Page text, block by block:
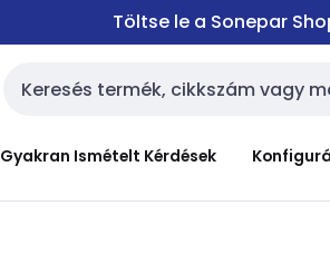
Töltse le a Sonepar
Keresési bemenet
Gyakran Ismételt Kérdések